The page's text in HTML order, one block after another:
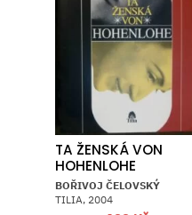
TA ŽENSKÁ VON
HOHENLOHE
BOŘIVOJ ČELOVSKÝ
TILIA, 2004